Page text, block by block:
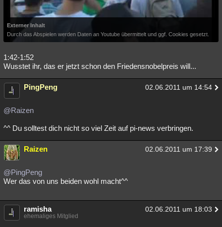
Externer Inhalt
Durch das Abspielen werden Daten an Youtube übermittelt und ggf. Cookies gesetzt.
1:42-1:52
Wusstet ihr, das er jetzt schon den Friedensnobelpreis will...
PingPeng 02.06.2011 um 14:54
@Raizen
^^ Du solltest dich nicht so viel Zeit auf pi-news verbringen.
Raizen 02.06.2011 um 17:39
@PingPeng
Wer das von uns beiden wohl macht^^
ramisha 02.06.2011 um 18:03
ehemaliges Mitglied